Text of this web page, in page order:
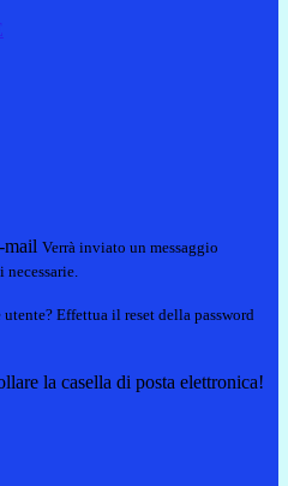
mail Verrà inviato un messaggio
Effettua il reset della password
la casella di posta elettronica!